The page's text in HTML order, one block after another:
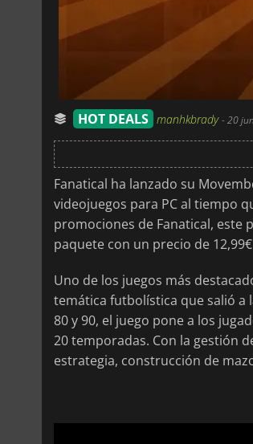
HOT DEALS manhkbrady-20
Fanatical ha lanzado su
videojuegos para PC al tiempo
promociones de Fanatical, este
paquete con un precio de
Uno de los juegos más
temática futbolística que salió a
80 y 90, el juego pone a los
20 temporadas. Con la gestión
estrategia, construcción de